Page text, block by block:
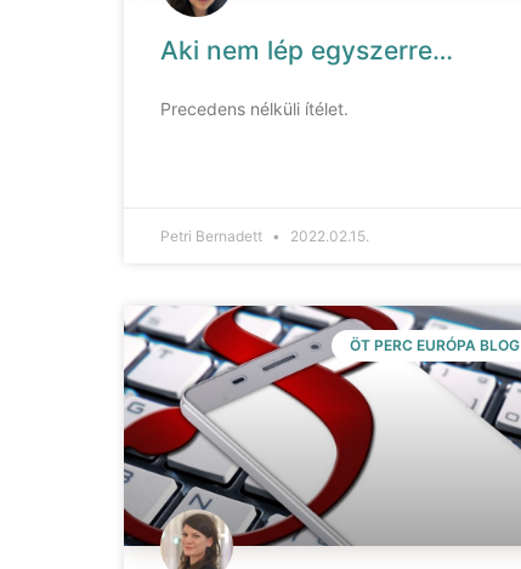
Aki nem lép egyszerre…
Precedens nélküli ítélet.
Petri Bernadett 2022.02.15.
ÖT PERC EURÓPA BLOG